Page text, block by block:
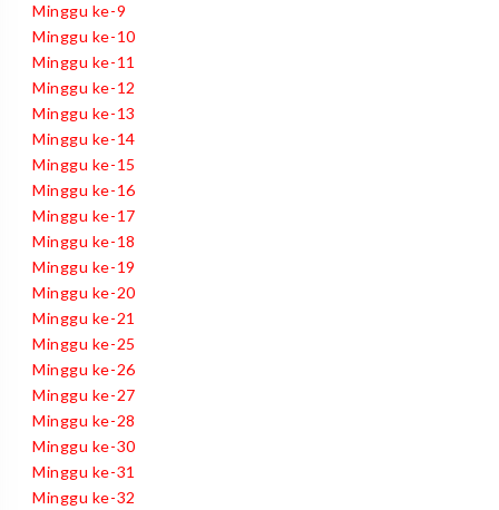
Minggu ke-9
Minggu ke-10
Minggu ke-11
Minggu ke-12
Minggu ke-13
Minggu ke-14
Minggu ke-15
Minggu ke-16
Minggu ke-17
Minggu ke-18
Minggu ke-19
Minggu ke-20
Minggu ke-21
Minggu ke-25
Minggu ke-26
Minggu ke-27
Minggu ke-28
Minggu ke-30
Minggu ke-31
Minggu ke-32